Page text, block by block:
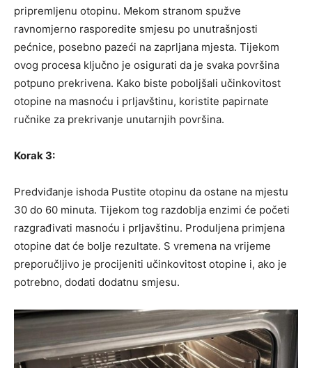
pripremljenu otopinu. Mekom stranom spužve
ravnomjerno rasporedite smjesu po unutrašnjosti
pećnice, posebno pazeći na zaprljana mjesta. Tijekom
ovog procesa ključno je osigurati da je svaka površina
potpuno prekrivena. Kako biste poboljšali učinkovitost
otopine na masnoću i prljavštinu, koristite papirnate
ručnike za prekrivanje unutarnjih površina.
Korak 3:
Predviđanje ishoda Pustite otopinu da ostane na mjestu
30 do 60 minuta. Tijekom tog razdoblja enzimi će početi
razgrađivati ​​masnoću i prljavštinu. Produljena primjena
otopine dat će bolje rezultate. S vremena na vrijeme
preporučljivo je procijeniti učinkovitost otopine i, ako je
potrebno, dodati dodatnu smjesu.